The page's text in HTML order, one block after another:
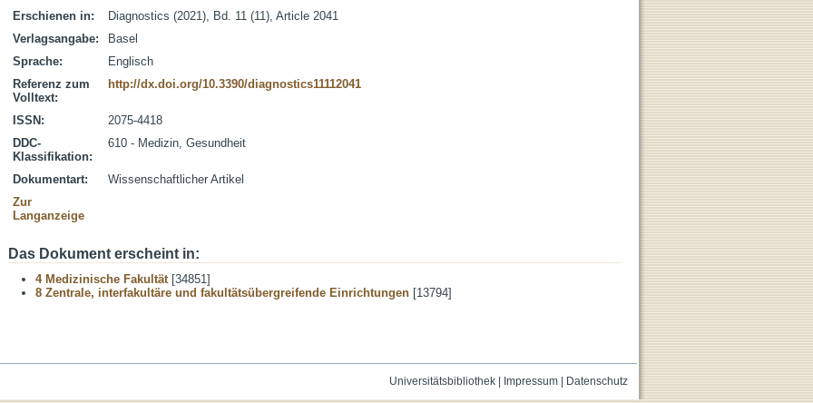
Erschienen in:
Diagnostics (2021), Bd. 11 (11), Article 2041
Verlagsangabe:
Basel
Sprache:
Englisch
Referenz zum
Volltext:
http://dx.doi.org/10.3390/diagnostics11112041
ISSN:
2075-4418
DDC-
Klassifikation:
610 - Medizin, Gesundheit
Dokumentart:
Wissenschaftlicher Artikel
Zur
Langanzeige
Das Dokument erscheint in:
4 Medizinische Fakultät[34851]
8 Zentrale, interfakultäre und fakultätsübergreifende Einrichtungen [13794]
Universitätsbibliothek| Impressum| Datenschutz